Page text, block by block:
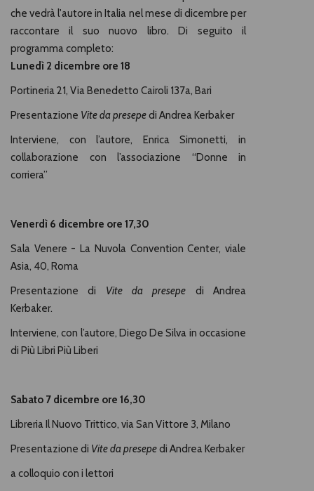
che vedrà l'autore in Italia nel mese di dicembre per
raccontare il suo nuovo libro. Di seguito il
programma completo:
Lunedì 2 dicembre ore 18
Portineria 21, Via Benedetto Cairoli 137a, Bari
Presentazione Vite da presepedi Andrea Kerbaker
Interviene, con l’autore, Enrica Simonetti, in
collaborazione con l’associazione “Donne in
corriera”
Venerdì 6 dicembre ore 17,30
Sala Venere - La Nuvola Convention Center, viale
Asia, 40, Roma
Presentazione di Vite da presepe di Andrea
Kerbaker.
Interviene, con l’autore, Diego De Silva in occasione
di Più Libri Più Liberi
Sabato 7 dicembre ore 16,30
Libreria Il Nuovo Trittico, via San Vittore 3, Milano
Presentazione di Vite da presepedi Andrea Kerbaker
a colloquio con i lettori